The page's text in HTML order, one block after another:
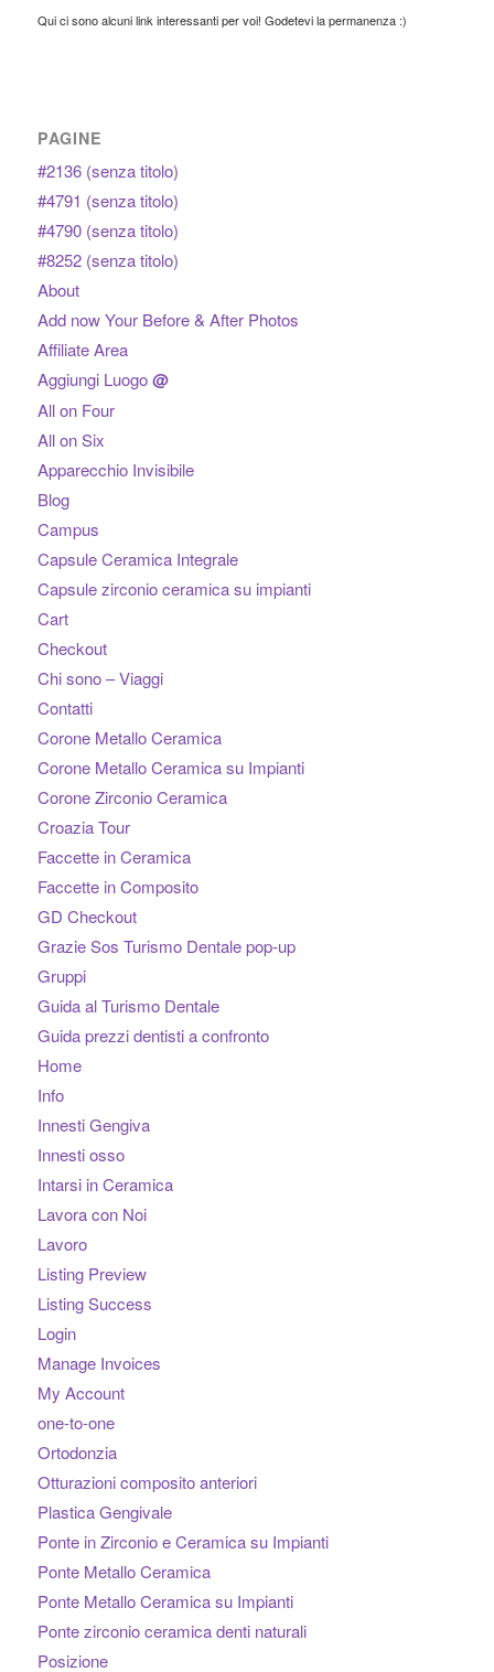
Qui ci sono alcuni link interessanti per voi! Godetevi la permanenza :)
PAGINE
#2136 (senza titolo)
#4791 (senza titolo)
#4790 (senza titolo)
#8252 (senza titolo)
About
Add now Your Before & After Photos
Affiliate Area
Aggiungi Luogo@
All on Four
All on Six
Apparecchio Invisibile
Blog
Campus
Capsule Ceramica Integrale
Capsule zirconio ceramica su impianti
Cart
Checkout
Chi sono – Viaggi
Contatti
Corone Metallo Ceramica
Corone Metallo Ceramica su Impianti
Corone Zirconio Ceramica
Croazia Tour
Faccette in Ceramica
Faccette in Composito
GD Checkout
Grazie Sos Turismo Dentale pop-up
Gruppi
Guida al Turismo Dentale
Guida prezzi dentisti a confronto
Home
Info
Innesti Gengiva
Innesti osso
Intarsi in Ceramica
Lavora con Noi
Lavoro
Listing Preview
Listing Success
Login
Manage Invoices
My Account
one-to-one
Ortodonzia
Otturazioni composito anteriori
Plastica Gengivale
Ponte in Zirconio e Ceramica su Impianti
Ponte Metallo Ceramica
Ponte Metallo Ceramica su Impianti
Ponte zirconio ceramica denti naturali
Posizione